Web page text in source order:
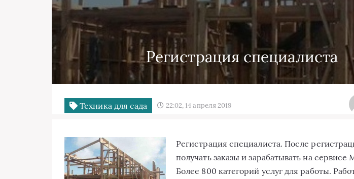
Регистрация специалиста
Техника для сада 22:02, 14 апреля 2019
Регистрация специалиста. После
получать заказы и зарабатывать на сервисе
Более 800 категорий услуг для работы.